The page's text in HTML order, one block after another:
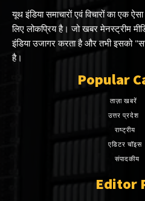
यूथ इंडिया समाचारों एवं विचारों का एक
लिए लोकप्रिय है। जो खबर मेनस्ट्रीम
इंडिया उजागर करता है और तभी इसको
है।
Popular
ताज़ा खबरें
उत्तर प्रदेश
राष्ट्रीय
एडिटर चॉइस
संपादकीय
Editor